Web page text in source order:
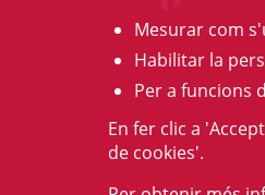
Mesurar com
Habilitar la
Per a funcions
En fer clic a
de cookies'.